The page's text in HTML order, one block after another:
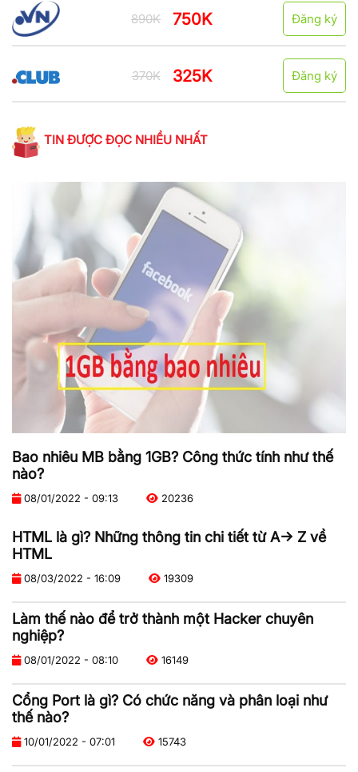
890K 750K Đăng ký
370K 325K Đăng ký
TIN ĐƯỢC ĐỌC NHIỀU NHẤT
Bao nhiêu MB bằng 1GB? Công thức tính như thế
nào?
08/01/2022 - 09:13 20236
HTML là gì? Những thông tin chi tiết từ A-> Z về
HTML
08/03/2022 - 16:09 19309
Làm thế nào để trở thành một Hacker chuyên
nghiệp?
08/01/2022 - 08:10 16149
Cổng Port là gì? Có chức năng và phân loại như
thế nào?
10/01/2022 - 07:01 15743